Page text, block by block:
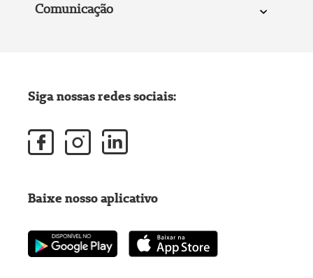
Comunicação
Siga nossas redes sociais:
Baixe nosso aplicativo